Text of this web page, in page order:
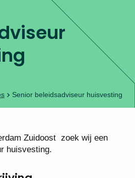
Senior beleidsadviseur huisvesting
Zuidoost zoek wij een
huisvesting.